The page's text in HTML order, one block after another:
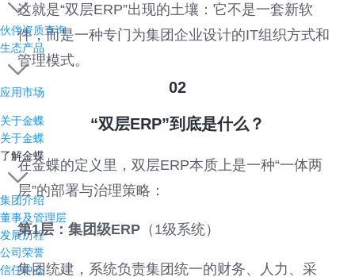
伙伴资质查询
生态产品
应用市场
关于金蝶
关于金蝶
了解金蝶
集团介绍
董事及管理层
发展历程
公司荣誉
信任中心
这就是“双层ERP”出现的土壤：它不是一套新软
件，而是一种专门为集团企业设计的IT组织方式和
管理模式。
02
“双层ERP”到底是什么？
在金蝶的定义里，双层ERP本质上是一种“一体两
层”的部署与治理策略：
第1层：集团级ERP （1级系统）
集团统建，系统负责集团统一的财务、人力、采